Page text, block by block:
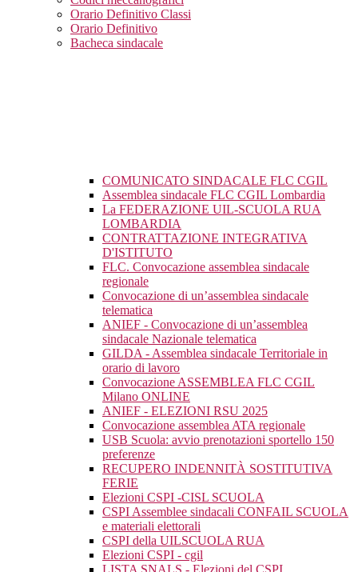
Orario Definitivo Classi
Orario Definitivo
Bacheca sindacale
COMUNICATO SINDACALE FLC CGIL
Assemblea sindacale FLC CGIL Lombardia
La FEDERAZIONE UIL-SCUOLA RUA
LOMBARDIA
CONTRATTAZIONE INTEGRATIVA
D'ISTITUTO
FLC. Convocazione assemblea sindacale
regionale
Convocazione di un’assemblea sindacale
telematica
ANIEF - Convocazione di un’assemblea
sindacale Nazionale telematica
GILDA - Assemblea sindacale Territoriale in
orario di lavoro
Convocazione ASSEMBLEA FLC CGIL
Milano ONLINE
ANIEF - ELEZIONI RSU 2025
Convocazione assemblea ATA regionale
USB Scuola: avvio prenotazioni sportello 150
preferenze
RECUPERO INDENNITÀ SOSTITUTIVA
FERIE
Elezioni CSPI -CISL SCUOLA
CSPI Assemblee sindacali CONFAIL SCUOLA
e materiali elettorali
CSPI della UILSCUOLA RUA
Elezioni CSPI - cgil